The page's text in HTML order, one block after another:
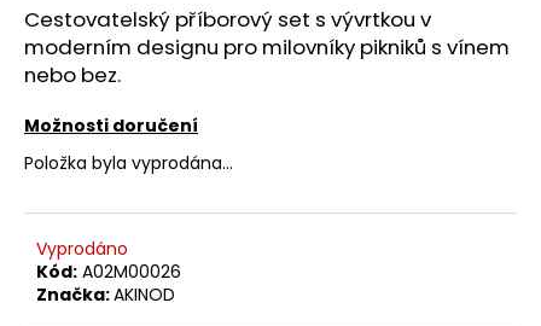
Cestovatelský příborový set s vývrtkou v
moderním designu pro milovníky pikniků s vínem
nebo bez.
Možnosti doručení
Položka byla vyprodána…
Vyprodáno
Kód: A02M00026
Značka:AKINOD
D
o
p
r
u
u
e
m